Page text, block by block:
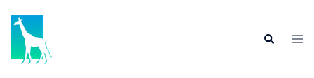
content
Search